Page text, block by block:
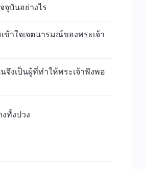
จุบันอย่างไร
ข้าใจเจตนารมณ์ของพระเจ้า
จึงเป็นผู้ที่ทำให้พระเจ้าพึงพอ
ทั้งปวง